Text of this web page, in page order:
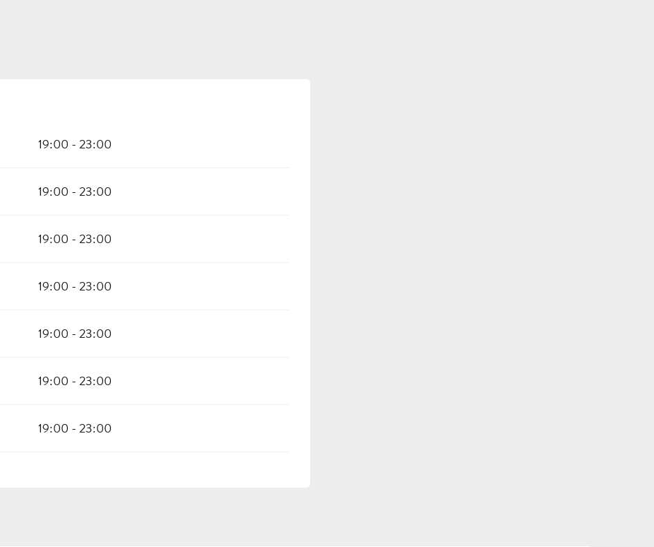
19:00 - 23:00
19:00 - 23:00
19:00 - 23:00
19:00 - 23:00
19:00 - 23:00
19:00 - 23:00
19:00 - 23:00